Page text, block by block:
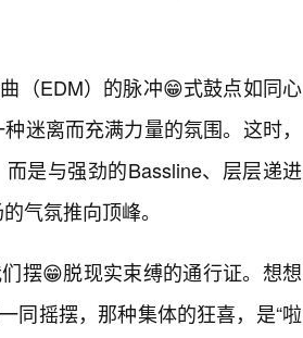
（EDM）的脉冲😁式鼓点如同心
迷离而充满力量的氛围。这时，
是与强劲的Bassline、层层递进
气氛推向顶峰。
摆😁脱现实束缚的通行证。想想
同摇摆，那种集体的狂喜，是“啦